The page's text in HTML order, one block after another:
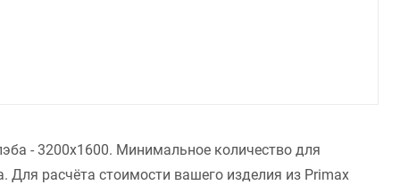
- 3200x1600. Минимальное количество для
расчёта стоимости вашего изделия из Primax